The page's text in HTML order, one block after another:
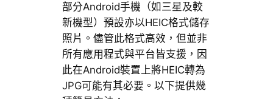
部分Android手機（如三星及較
新機型）預設亦以HEIC格式儲存
照片。儘管此格式高效，但並非
所有應用程式與平台皆支援，因
此在Android裝置上將HEIC轉為
JPG可能有其必要。以下提供幾